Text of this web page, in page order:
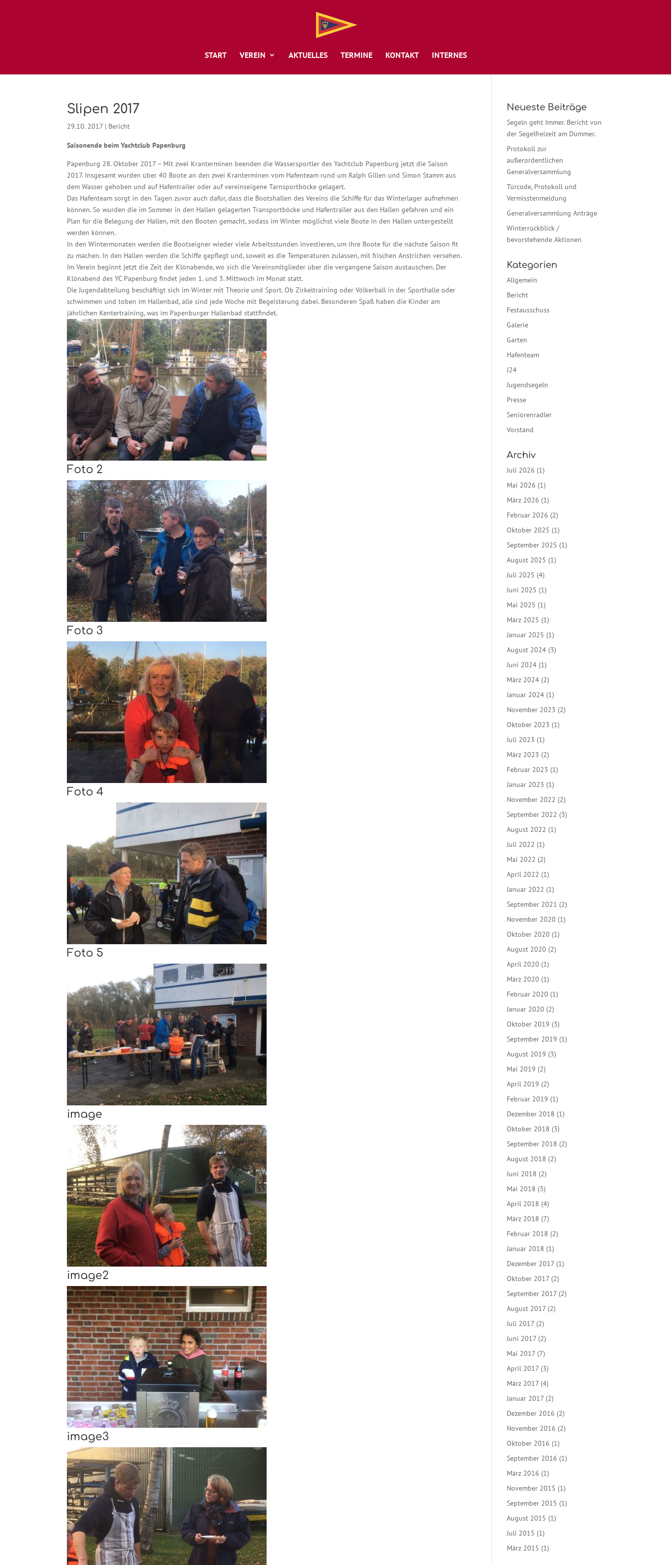
START VEREIN AKTUELLES TERMINE KONTAKT INTERNES
Slipen 2017
29.10. 2017 | Bericht
Saisonende beim Yachtclub Papenburg
Papenburg 28. Oktober 2017 – Mit zwei Kranterminen beenden die Wassersportler des Yachtclub Papenburg jetzt die Saison
2017. Insgesamt wurden über 40 Boote an den zwei Kranterminen vom Hafenteam rund um Ralph Gillen und Simon Stamm aus
dem Wasser gehoben und auf Hafentrailer oder auf vereinseigene Tarnsportböcke gelagert.
Das Hafenteam sorgt in den Tagen zuvor auch dafür, dass die Bootshallen des Vereins die Schiffe für das Winterlager aufnehmen
können. So wurden die im Sommer in den Hallen gelagerten Transportböcke und Hafentrailer aus den Hallen gefahren und ein
Plan für die Belegung der Hallen, mit den Booten gemacht, sodass im Winter möglichst viele Boote in den Hallen untergestellt
werden können.
In den Wintermonaten werden die Bootseigner wieder viele Arbeitsstunden investieren, um ihre Boote für die nächste Saison fit
zu machen. In den Hallen werden die Schiffe gepflegt und, soweit es die Temperaturen zulassen, mit frischen Anstrichen versehen.
Im Verein beginnt jetzt die Zeit der Klönabende, wo sich die Vereinsmitglieder über die vergangene Saison austauschen. Der
Klönabend des YC Papenburg findet jeden 1. und 3. Mittwoch im Monat statt.
Die Jugendabteilung beschäftigt sich im Winter mit Theorie und Sport. Ob Zirkeltraining oder Völkerball in der Sporthalle oder
schwimmen und toben im Hallenbad, alle sind jede Woche mit Begeisterung dabei. Besonderen Spaß haben die Kinder am
jährlichen Kentertraining, was im Papenburger Hallenbad stattfindet.
Foto 2
Foto 3
Foto 4
Foto 5
image
image2
image3
Neueste Beiträge
Segeln geht Immer. Bericht von
der Segelfreizeit am Dümmer.
Protokoll zur
außerordentlichen
Generalversammlung
Türcode, Protokoll und
Vermisstenmeldung
Generalversammlung Anträge
Winterrückblick /
bevorstehende Aktionen
Kategorien
Allgemein
Bericht
Festausschuss
Galerie
Garten
Hafenteam
J24
Jugendsegeln
Presse
Seniorenradler
Vorstand
Archiv
Juli 2026 (1)
Mai 2026 (1)
März 2026 (1)
Februar 2026 (2)
Oktober 2025 (1)
September 2025 (1)
August 2025 (1)
Juli 2025 (4)
Juni 2025 (1)
Mai 2025 (1)
März 2025 (1)
Januar 2025 (1)
August 2024 (3)
Juni 2024 (1)
März 2024 (2)
Januar 2024 (1)
November 2023 (2)
Oktober 2023 (1)
Juli 2023 (1)
März 2023 (2)
Februar 2023 (1)
Januar 2023 (1)
November 2022 (2)
September 2022 (3)
August 2022 (1)
Juli 2022 (1)
Mai 2022 (2)
April 2022 (1)
Januar 2022 (1)
September 2021 (2)
November 2020 (1)
Oktober 2020 (1)
August 2020 (2)
April 2020 (1)
März 2020 (1)
Februar 2020 (1)
Januar 2020 (2)
Oktober 2019 (3)
September 2019 (1)
August 2019 (3)
Mai 2019 (2)
April 2019 (2)
Februar 2019 (1)
Dezember 2018 (1)
Oktober 2018 (3)
September 2018 (2)
August 2018 (2)
Juni 2018 (2)
Mai 2018 (3)
April 2018 (4)
März 2018 (7)
Februar 2018 (2)
Januar 2018 (1)
Dezember 2017 (1)
Oktober 2017 (2)
September 2017 (2)
August 2017 (2)
Juli 2017 (2)
Juni 2017 (2)
Mai 2017 (7)
April 2017 (3)
März 2017 (4)
Januar 2017 (2)
Dezember 2016 (2)
November 2016 (2)
Oktober 2016 (1)
September 2016 (1)
März 2016 (1)
November 2015 (1)
September 2015 (1)
August 2015 (1)
Juli 2015 (1)
März 2015 (1)